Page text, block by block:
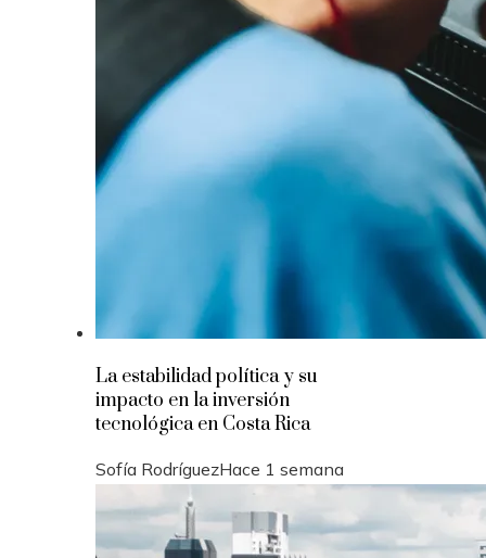
La estabilidad política y su
impacto en la inversión
tecnológica en Costa Rica
Sofía RodríguezHace 1 semana